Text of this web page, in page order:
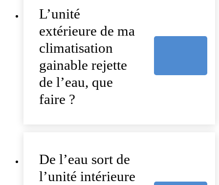
L’unité
extérieure de ma
climatisation
gainable rejette
de l’eau, que
faire ?
De l’eau sort de
l’unité intérieure